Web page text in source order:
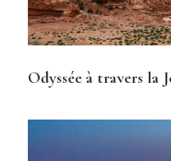
En bref
Ce prix
Odyssée à travers la